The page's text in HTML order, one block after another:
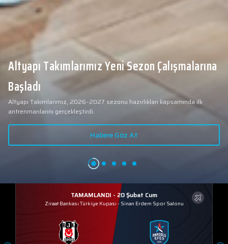
Altyapı Takımlarımız Yeni Sezon Çalışmalarına
Başladı
Altyapı Takımlarımız, 2026–2027 sezonu hazırlıkları kapsamında ilk
antrenmanlarını gerçekleştirdi.
Habere Göz At
TAMAMLANDI - 20 Şubat Cum
Ziraat Bankası Türkiye Kupası - Sinan Erdem Spor Salonu